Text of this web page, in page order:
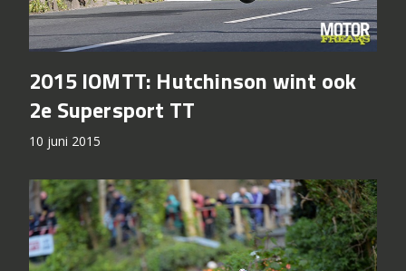
2015 IOMTT: Hutchinson wint ook
2e Supersport TT